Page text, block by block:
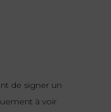
de signer un
à voir